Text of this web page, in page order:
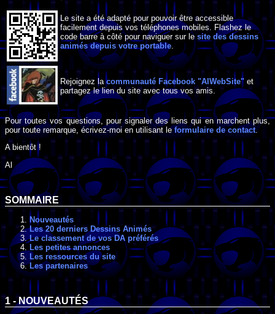
Le site a été adapté pour pouvoir être accessible
facilement depuis vos téléphones mobiles. Flashez le
code barre à côté pour naviguer sur le site des dessins
animés depuis votre portable
Rejoignez lacommunauté Facebook "AlWebSite" et
partagez le lien du site avec tous vos amis.
Pour toutes vos questions, pour signaler des liens qui en marchent plus,
pour toute remarque, écrivez-moi en utilisant leformulaire de contact.
A bientôt !
Al
SOMMAIRE
Nouveautés
Les 20 derniers Dessins Animés
Le classement de vos DA préférés
Les petites annonces
Les ressources du site
Les partenaires
1 - NOUVEAUTÉS